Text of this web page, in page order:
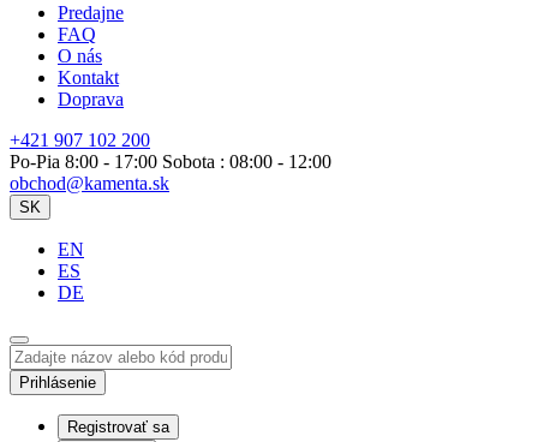
Predajne
FAQ
O nás
Kontakt
Doprava
+421 907 102 200
Po-Pia 8:00 - 17:00 Sobota : 08:00 - 12:00
obchod@kamenta.sk
SK
EN
ES
DE
Prihlásenie
Registrovať sa